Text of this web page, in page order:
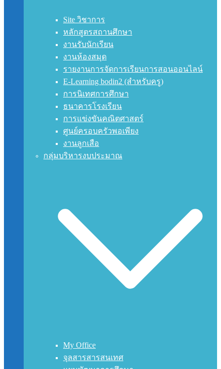
Site วิชาการ
หลักสูตรสถานศึกษา
งานรับนักเรียน
งานห้องสมุด
รายงานการจัดการเรียนการสอนออนไลน์
E-Learning bodin2 (สำหรับครู)
การนิเทศการศึกษา
ธนาคารโรงเรียน
การแข่งขันคณิตศาสตร์
ศูนย์ครอบครัวพอเพียง
งานลูกเสือ
กลุ่มบริหารงบประมาณ
My Office
จุลสารสารสนเทศ